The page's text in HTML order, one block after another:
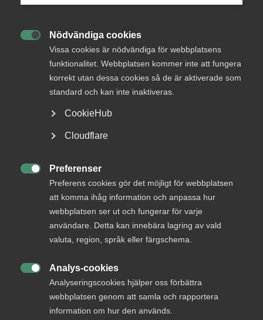
Nödvändiga cookies
Vissa cookies är nödvändiga för webbplatsens
funktionalitet. Webbplatsen kommer inte att fungera
korrekt utan dessa cookies så de är aktiverade som
standard och kan inte inaktiveras.
CookieHub
Cloudflare
Preferenser
Preferens cookies gör det möjligt för webbplatsen
att komma ihåg information och anpassa hur
webbplatsen ser ut och fungerar för varje
användare. Detta kan innebära lagring av vald
valuta, region, språk eller färgschema.
Analys-cookies
Analyseringscookies hjälper oss förbättra
webbplatsen genom att samla och rapportera
information om hur den används.
Logga in på Arbetsgivarguiden
Sök på almega.se
Cookie-inställningar
klagomål och det allmänna ombudet inom
Almega AB konstaterar att betänkandet och dess förslag
inte ligger inom vårt ansvarsområde varför vi avstår att
Med vänlig hälsning
Näringspolitisk Chef
Status
Från
Socialdepartementet
Svar senast
31 oktober 2015